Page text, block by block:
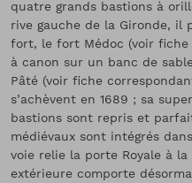
quatre grands bastions à
rive gauche de la Gironde, il
fort, le fort Médoc (voir fiche
à canon sur un banc de
Pâté (voir fiche
s’achèvent en 1689 ; sa
bastions sont repris et
médiévaux sont intégrés
voie relie la porte Royale à la
extérieure comporte